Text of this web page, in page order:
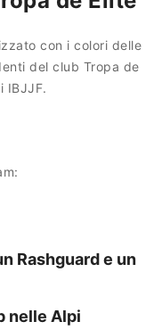
con i colori delle
del club Tropa de
IBJJF.
Rashguard e un
nelle Alpi